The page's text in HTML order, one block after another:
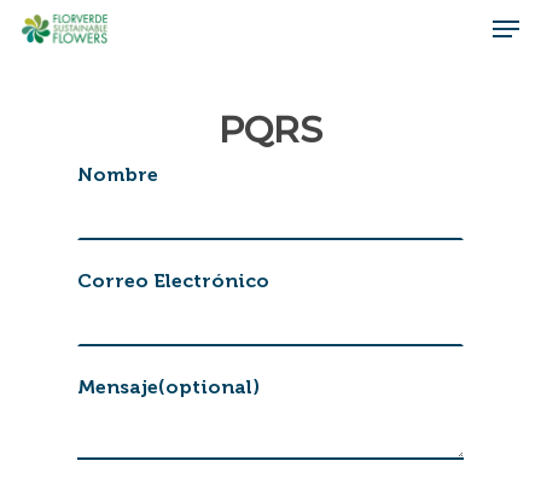
Skip
PQRS
Nombre
Correo Electrónico
Mensaje(optional)